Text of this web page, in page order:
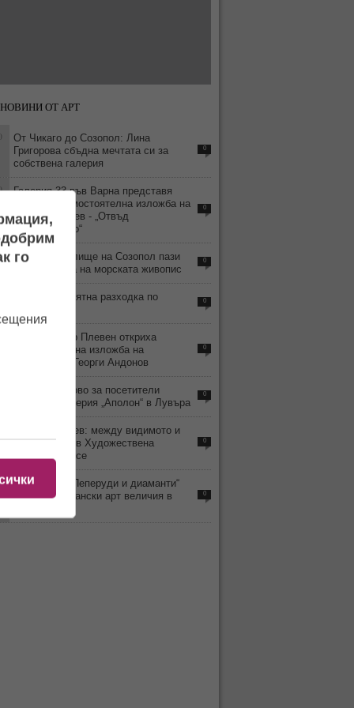
ОТ АРТ
От Чикаго до Созопол: Лина
Григорова сбъдна мечтата си за
собствена галерия
0
Галерия 33 във Варна представя
деветата самостоятелна изложба на
Красен Кралев - „Отвъд
съзерцанието“
0
Старото училище на Созопол пази
съкровищата на морската живопис
0
Време е за лятна разходка по
0
В Арт център Плевен откриха
самостоятелна изложба на
живописеца Георги Андонов
0
Отварят отново за посетители
обраната галерия „Аполон“ в Лувъра
0
Любомир Янев: между видимото и
забравеното в Художествена
галерия – Русе
0
Изложбата „Пеперуди и диаманти“
показва британски арт величия в
0
го